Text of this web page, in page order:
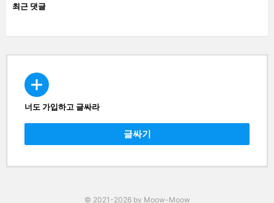
최근 댓글
CREATE
너도 가입하고 글싸라
글싸기
© 2021-2026 by Moow-Moow